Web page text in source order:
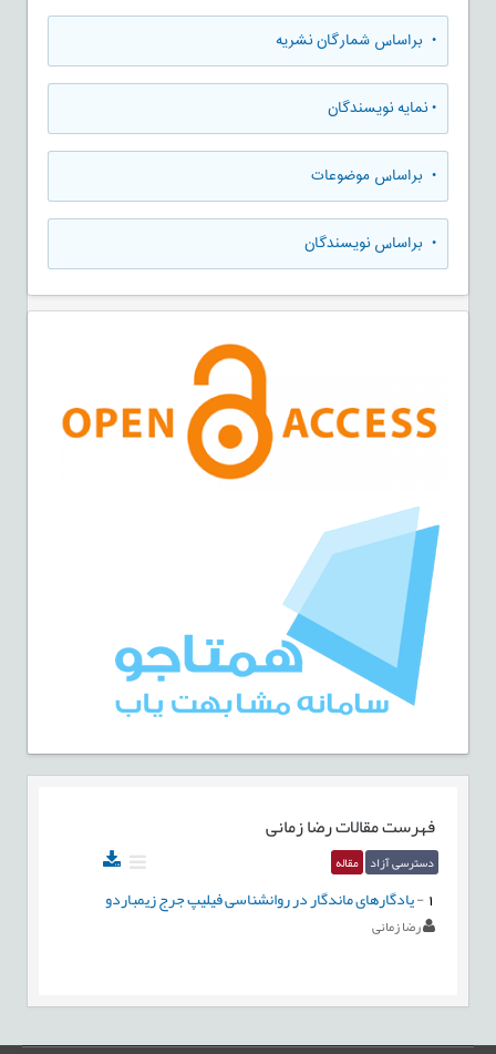
• براساس شمارگان نشریه
•نمایه نویسندگان
• براساس موضوعات
• براساس نویسندگان
فهرست مقالاترضا زمانی
دسترسی آزاد مقاله
-یادگارهای ماندگار در روانشناسی فیلیپ جرج زیمباردو
رضا زمانی